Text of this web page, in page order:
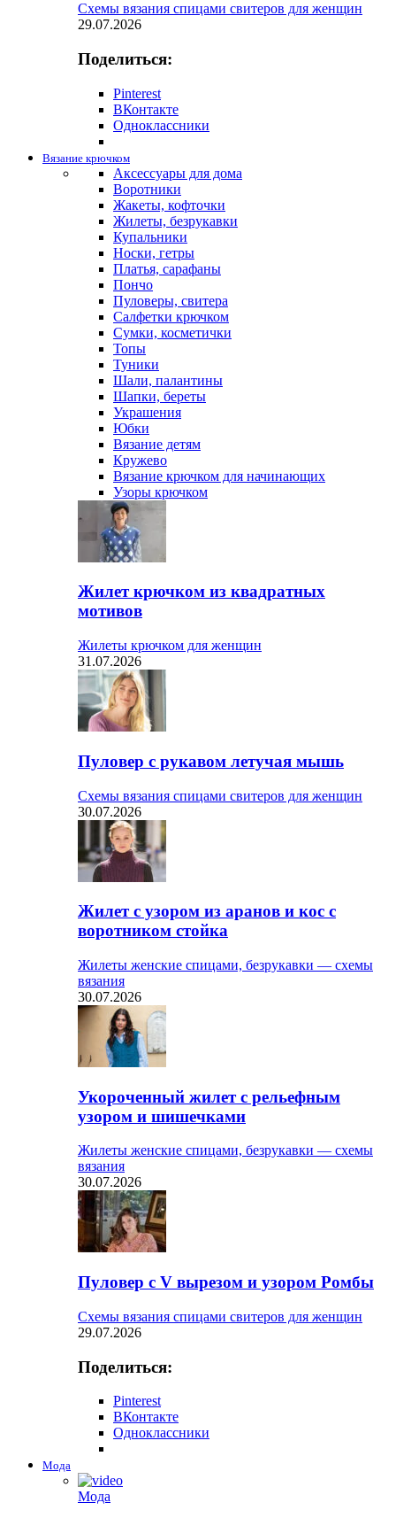
Схемы вязания спицами свитеров для женщин
29.07.2026
Поделиться:
Pinterest
ВКонтакте
Одноклассники
Вязание крючком
Аксессуары для дома
Воротники
Жакеты, кофточки
Жилеты, безрукавки
Купальники
Носки, гетры
Платья, сарафаны
Пончо
Пуловеры, свитера
Салфетки крючком
Сумки, косметички
Топы
Туники
Шали, палантины
Шапки, береты
Украшения
Юбки
Вязание детям
Кружево
Вязание крючком для начинающих
Узоры крючком
Жилет крючком из квадратных
мотивов
Жилеты крючком для женщин
31.07.2026
Пуловер с рукавом летучая мышь
Схемы вязания спицами свитеров для женщин
30.07.2026
Жилет с узором из аранов и кос с
воротником стойка
Жилеты женские спицами, безрукавки — схемы
вязания
30.07.2026
Укороченный жилет с рельефным
узором и шишечками
Жилеты женские спицами, безрукавки — схемы
вязания
30.07.2026
Пуловер с V вырезом и узором Ромбы
Схемы вязания спицами свитеров для женщин
29.07.2026
Поделиться:
Pinterest
ВКонтакте
Одноклассники
Мода
Мода